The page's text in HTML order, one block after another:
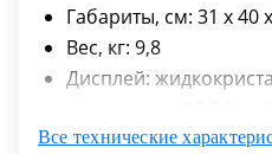
Габариты, см: 31 х 40
Вес, кг: 9,8
Дисплей:
Питание: литий-
Все технические